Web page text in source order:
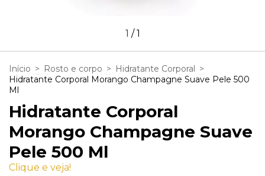
1 /1
Início > Rosto e corpo > Hidratante Corporal >
Hidratante Corporal Morango Champagne Suave Pele 500
Ml
Hidratante Corporal
Morango Champagne Suave
Pele 500 Ml
Clique e veja!